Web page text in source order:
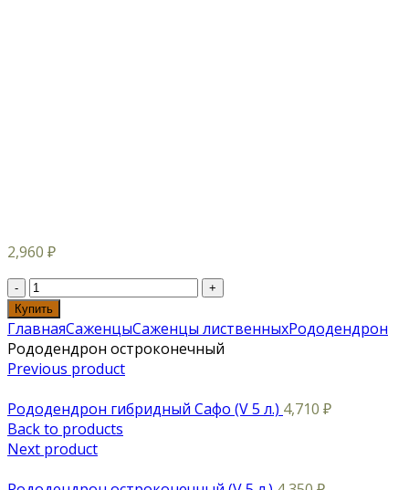
2,960 ₽
Купить
ГлавнаяСаженцыСаженцы лиственныхРододендрон
Рододендрон остроконечный
Previous product
Рододендрон гибридный Сафо (V 5 л.) 4,710 ₽
Back to products
Next product